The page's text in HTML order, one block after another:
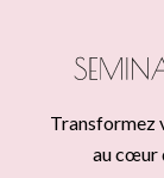
Transformez
au cœur